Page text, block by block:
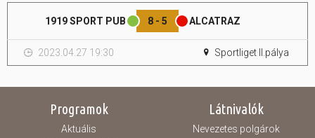
Hasznos
1919 SPORT PUB 8 - 5 ALCATRAZ
2023.04.27 19:30 Sportliget II.pálya
Programok
Aktuális
Látnivalók
Nevezetes polgárok